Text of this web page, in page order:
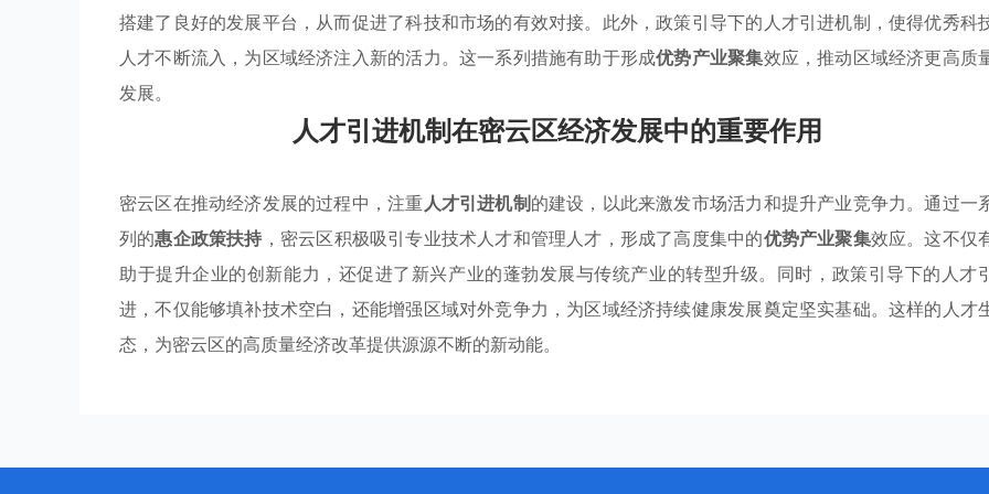
搭建了良好的发展平台，从而促进了科技和市场的有效对接。此外，政策引导下的人才引进机制，使得优秀科
人才不断流入，为区域经济注入新的活力。这一系列措施有助于形成优势产业聚集效应，推动区域经济更高质
发展。
人才引进机制在密云区经济发展中的重要作用
密云区在推动经济发展的过程中，注重人才引进机制的建设，以此来激发市场活力和提升产业竞争力。通过一
列的惠企政策扶持 ，密云区积极吸引专业技术人才和管理人才，形成了高度集中的优势产业聚集效应。这不仅
助于提升企业的创新能力，还促进了新兴产业的蓬勃发展与传统产业的转型升级。同时，政策引导下的人才
进，不仅能够填补技术空白，还能增强区域对外竞争力，为区域经济持续健康发展奠定坚实基础。这样的人才
态，为密云区的高质量经济改革提供源源不断的新动能。